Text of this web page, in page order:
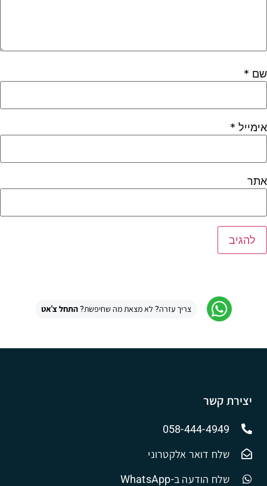
שם *
אימייל *
אתר
צריך עזרה? לא מצאת מה שחיפשת?התחל צ'אט
יצירת קשר
058-444-4949
שלח דואר אלקטרוני
שלח הודעה ב-WhatsApp